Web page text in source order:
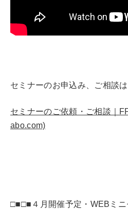
セミナーのお申込み、ご相談
セミナーのご依頼・ご相談｜
abo.com)
□■□■４月開催予定・WEBミ